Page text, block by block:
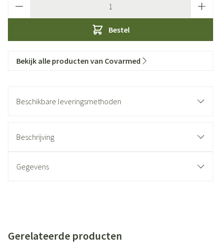
Bestel
Bekijk alle producten van Covarmed
Beschikbare leveringsmethoden
Beschrijving
Gegevens
Gerelateerde producten